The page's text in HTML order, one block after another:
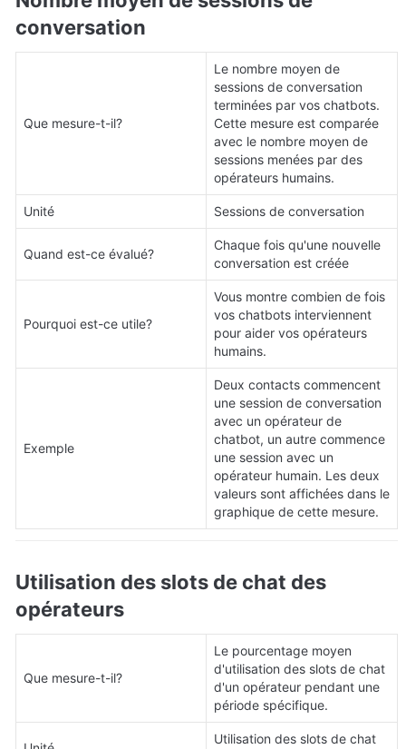
conversation
Que mesure-t-il?
Le nombre moyen de
sessions de conversation
terminées par vos chatbots.
Cette mesure est comparée
avec le nombre moyen de
sessions menées par des
opérateurs humains.
Unité Sessions de conversation
Quand est-ce évalué?
Chaque fois qu'une nouvelle
conversation est créée
Pourquoi est-ce utile?
Vous montre combien de fois
vos chatbots interviennent
pour aider vos opérateurs
humains.
Exemple
Deux contacts commencent
une session de conversation
avec un opérateur de
chatbot, un autre commence
une session avec un
opérateur humain. Les deux
valeurs sont affichées dans le
graphique de cette mesure.
Utilisation des slots de chat des
opérateurs
Que mesure-t-il?
Le pourcentage moyen
d'utilisation des slots de chat
d'un opérateur pendant une
période spécifique.
Utilisation des slots de chat